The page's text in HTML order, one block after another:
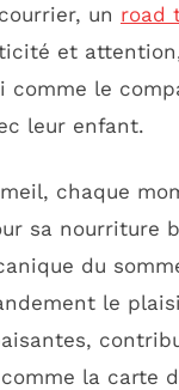
un road
et
comme le
leur enfant.
chaque
sa nourriture
du
le
la carte